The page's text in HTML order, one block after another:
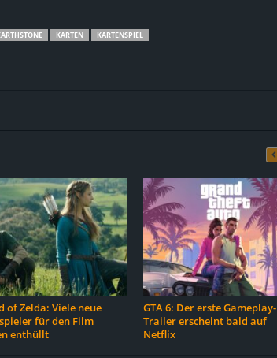
KARTEN KARTENSPIEL
of Zelda: Viele neue
für den Film
enthüllt
GTA 6: Der erste Gameplay-
Trailer erscheint bald auf
Netflix